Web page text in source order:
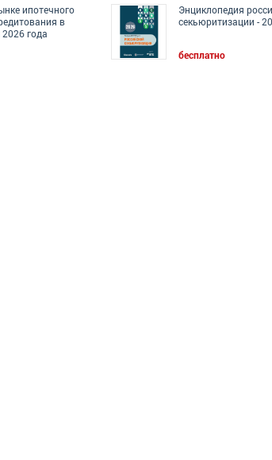
ипотечного
в
года
Энциклопедия
секьюритизации -
бесплатно